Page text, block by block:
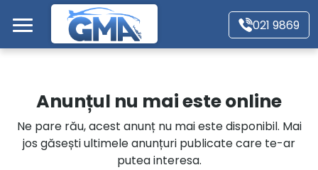
Mergi direct la conținutul principal
021 9869
Autoturisme
Motociclete
Anunțul nu mai este online
Ne pare rău, acest anunț nu mai este disponibil. Mai
jos găsești ultimele anunțuri publicate care te-ar
putea interesa.